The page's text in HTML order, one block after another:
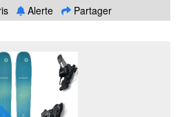
Alerte Partager